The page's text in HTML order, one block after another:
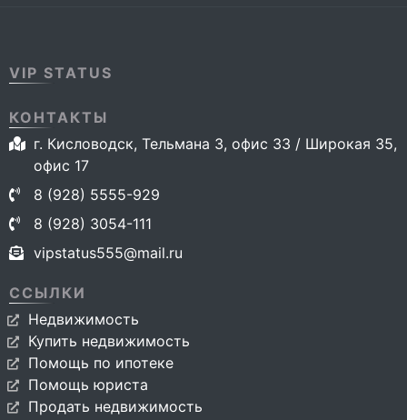
VIP STATUS
КОНТАКТЫ
г. Кисловодск, Тельмана 3, офис 33 / Широкая 35,
офис 17
8 (928) 5555-929
8 (928) 3054-111
vipstatus555@mail.ru
ССЫЛКИ
Недвижимость
Купить недвижимость
Помощь по ипотеке
Помощь юриста
Продать недвижимость